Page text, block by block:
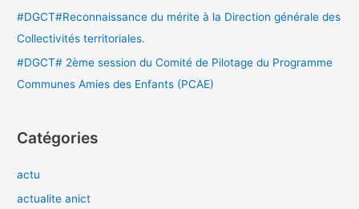
#DGCT#Reconnaissance du mérite à la Direction générale des
Collectivités territoriales.
#DGCT# 2ème session du Comité de Pilotage du Programme
Communes Amies des Enfants (PCAE)
Catégories
actu
actualite anict